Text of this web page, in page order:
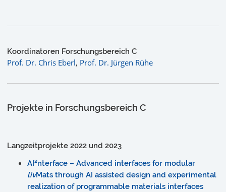
Koordinatoren Forschungsbereich C
Prof. Dr. Chris Eberl, Prof. Dr. Jürgen Rühe
Projekte in Forschungsbereich C
Langzeitprojekte 2022 und 2023
AI²nterface – Advanced interfaces for modular
livMats through AI assisted design and experimental
realization of programmable materials interfaces